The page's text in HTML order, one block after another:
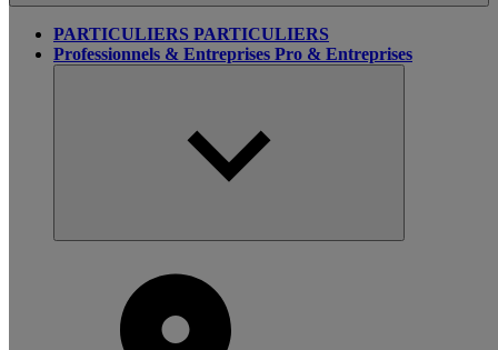
PARTICULIERS PARTICULIERS
Professionnels & Entreprises Pro & Entreprises